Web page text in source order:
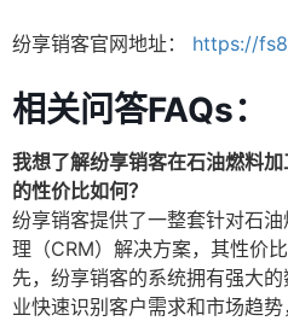
纷享销客官网地址： https://
相关问答FAQs：
我想了解纷享销客在石油燃料
的性价比如何？
纷享销客提供了一整套针对石
理（CRM）解决方案，其性价
先，纷享销客的系统拥有强大
业快速识别客户需求和市场趋